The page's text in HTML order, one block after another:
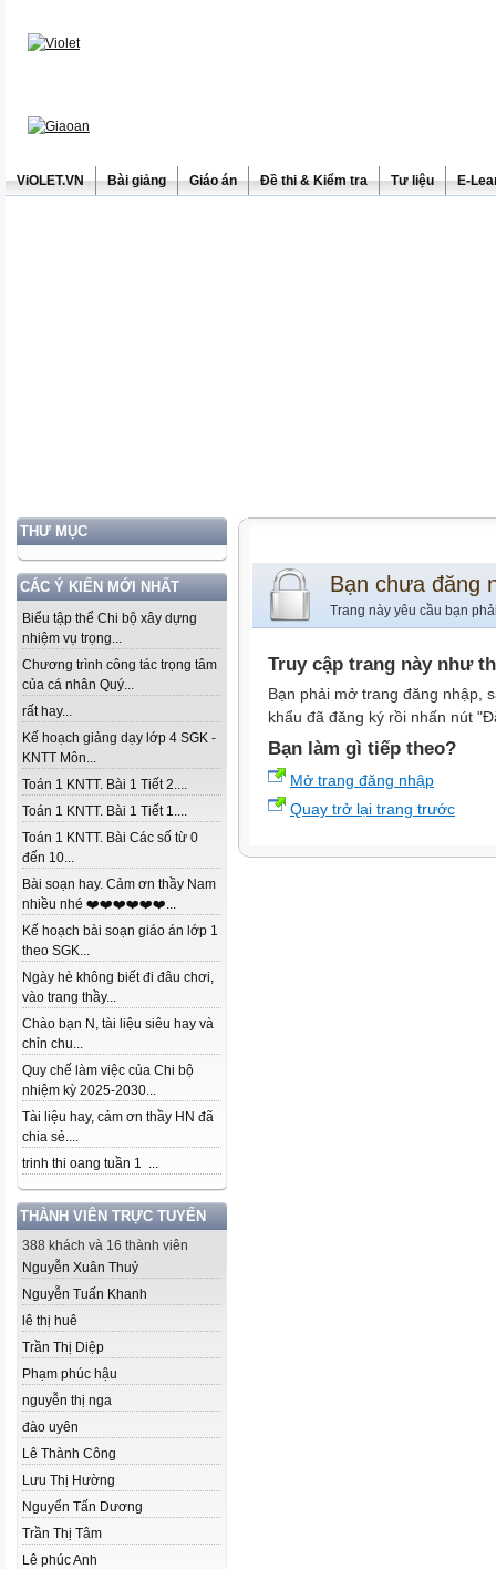
ViOLET.VN Bài giảng Giáo án Đề thi & Kiểm tra Tư liệu E-
THƯ MỤC
CÁC Ý KIẾN MỚI NHẤT
Biểu tập thể Chi bộ xây dựng
nhiệm vụ trọng...
Chương trình công tác trọng tâm
của cá nhân Quý...
rất hay...
Kế hoạch giảng dạy lớp 4 SGK -
KNTT Môn...
Toán 1 KNTT. Bài 1 Tiết 2....
Toán 1 KNTT. Bài 1 Tiết 1....
Toán 1 KNTT. Bài Các số từ 0
đến 10...
Bài soạn hay. Cảm ơn thầy Nam
nhiều nhé ❤️❤️❤️❤️❤️❤️...
Kế hoạch bài soạn giáo án lớp 1
theo SGK...
Ngày hè không biết đi đâu chơi,
vào trang thầy...
Chào bạn N, tài liệu siêu hay và
chỉn chu...
Quy chế làm việc của Chi bộ
nhiệm kỳ 2025-2030...
Tài liệu hay, cảm ơn thầy HN đã
chia sẻ....
trinh thi oang tuần 1 ...
THÀNH VIÊN TRỰC TUYẾN
388 khách và 16 thành viên
Nguyễn Xuân Thuỷ
Nguyễn Tuấn Khanh
lê thị huê
Trần Thị Diệp
Phạm phúc hậu
nguyễn thị nga
đào uyên
Lê Thành Công
Lưu Thị Hường
Nguyển Tấn Dương
Trần Thị Tâm
Lê phúc Anh
Bạn chưa đăng
Trang này yêu cầu bạn
Truy cập trang này như
Bạn phải mở trang đăng nhập,
khẩu đã đăng ký rồi nhấn nút
Bạn làm gì tiếp theo?
Mở trang đăng nhập
Quay trở lại trang trước